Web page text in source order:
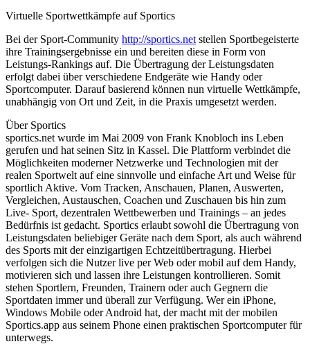
Virtuelle Sportwettkämpfe auf Sportics
Bei der Sport-Community http://sportics.net stellen Sportbegeisterte
ihre Trainingsergebnisse ein und bereiten diese in Form von
Leistungs-Rankings auf. Die Übertragung der Leistungsdaten
erfolgt dabei über verschiedene Endgeräte wie Handy oder
Sportcomputer. Darauf basierend können nun virtuelle Wettkämpfe,
unabhängig von Ort und Zeit, in die Praxis umgesetzt werden.
Über Sportics
sportics.net wurde im Mai 2009 von Frank Knobloch ins Leben
gerufen und hat seinen Sitz in Kassel. Die Plattform verbindet die
Möglichkeiten moderner Netzwerke und Technologien mit der
realen Sportwelt auf eine sinnvolle und einfache Art und Weise für
sportlich Aktive. Vom Tracken, Anschauen, Planen, Auswerten,
Vergleichen, Austauschen, Coachen und Zuschauen bis hin zum
Live- Sport, dezentralen Wettbewerben und Trainings – an jedes
Bedürfnis ist gedacht. Sportics erlaubt sowohl die Übertragung von
Leistungsdaten beliebiger Geräte nach dem Sport, als auch während
des Sports mit der einzigartigen Echtzeitübertragung. Hierbei
verfolgen sich die Nutzer live per Web oder mobil auf dem Handy,
motivieren sich und lassen ihre Leistungen kontrollieren. Somit
stehen Sportlern, Freunden, Trainern oder auch Gegnern die
Sportdaten immer und überall zur Verfügung. Wer ein iPhone,
Windows Mobile oder Android hat, der macht mit der mobilen
Sportics.app aus seinem Phone einen praktischen Sportcomputer für
unterwegs.